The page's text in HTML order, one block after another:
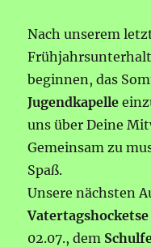
Nach unserem
beginnen, das
Jugendkapelle
uns über Deine
Gemeinsam zu
Spaß.
Unsere nächsten
02.07., dem